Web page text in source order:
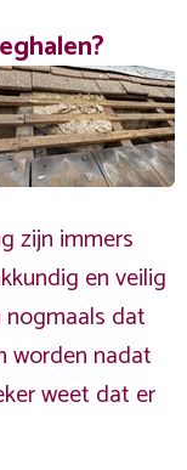
zijn immers
en veilig
dat
worden nadat
weet dat er